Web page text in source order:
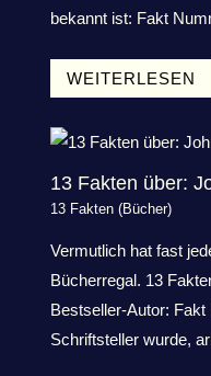
bekannt ist: Fakt
WEITERLESEN
13 Fakten über:
13 Fakten (Bücher)
Vermutlich hat fast
Bücherregal. 13
Bestseller-Autor:
Schriftsteller wurde,